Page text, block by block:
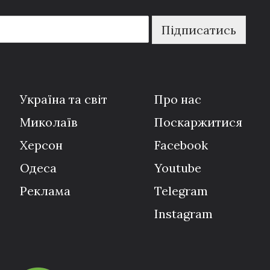
Підписатись
Україна та світ
Миколаїв
Херсон
Одеса
Реклама
Про нас
Поскаржитися
Facebook
Youtube
Telegram
Instagram